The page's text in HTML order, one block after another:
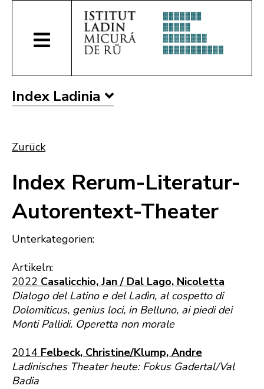
Index Ladinia
Zurück
Index Rerum-Literatur-
Autorentext-Theater
Unterkategorien:
Artikeln:
2022 Casalicchio, Jan / Dal Lago, Nicoletta
Dialogo del Latino e del Ladìn, al cospetto di
Dolomiticus, genius loci, in Belluno, ai piedi dei
Monti Pallidi. Operetta non morale
2014 Felbeck, Christine/Klump, Andre
Ladinisches Theater heute: Fokus Gadertal/Val
Badia